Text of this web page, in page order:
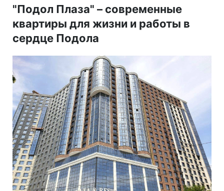
"Подол Плаза" – современные
квартиры для жизни и работы в
сердце Подола